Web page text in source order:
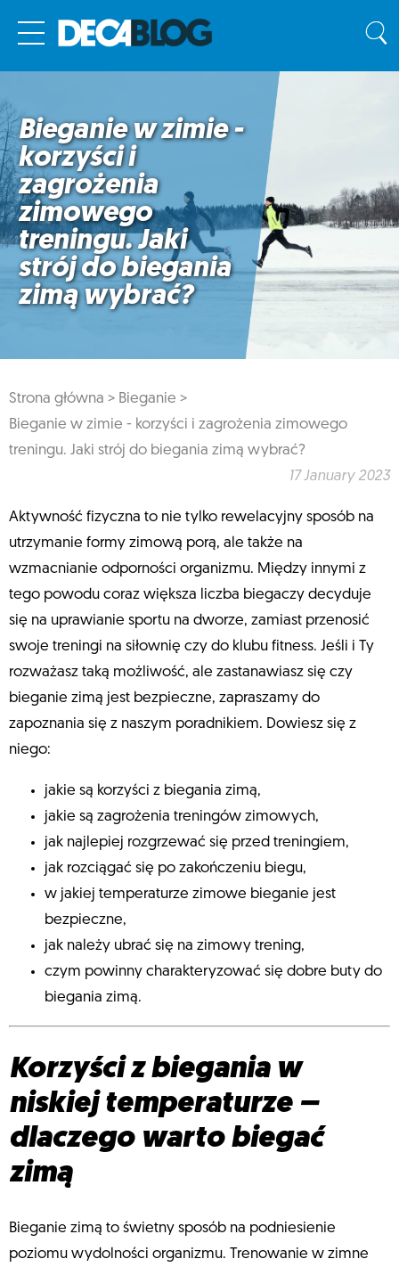
Bieganie w zimie -
korzyści i
zagrożenia
zimowego
treningu. Jaki
strój do biegania
zimą wybrać?
Strona główna > Bieganie >
Bieganie w zimie - korzyści i zagrożenia zimowego
treningu. Jaki strój do biegania zimą wybrać?
17 January 2023
Aktywność fizyczna to nie tylko rewelacyjny sposób na
utrzymanie formy zimową porą, ale także na
wzmacnianie odporności organizmu. Między innymi z
tego powodu coraz większa liczba biegaczy decyduje
się na uprawianie sportu na dworze, zamiast przenosić
swoje treningi na siłownię czy do klubu fitness. Jeśli i Ty
rozważasz taką możliwość, ale zastanawiasz się czy
bieganie zimą jest bezpieczne, zapraszamy do
zapoznania się z naszym poradnikiem. Dowiesz się z
niego:
jakie są korzyści z biegania zimą,
jakie są zagrożenia treningów zimowych,
jak najlepiej rozgrzewać się przed treningiem,
jak rozciągać się po zakończeniu biegu,
w jakiej temperaturze zimowe bieganie jest
bezpieczne,
jak należy ubrać się na zimowy trening,
czym powinny charakteryzować się dobre buty do
biegania zimą.
Korzyści z biegania w
niskiej temperaturze –
dlaczego warto biegać
zimą
Bieganie zimą to świetny sposób na podniesienie
poziomu wydolności organizmu. Trenowanie w zimne